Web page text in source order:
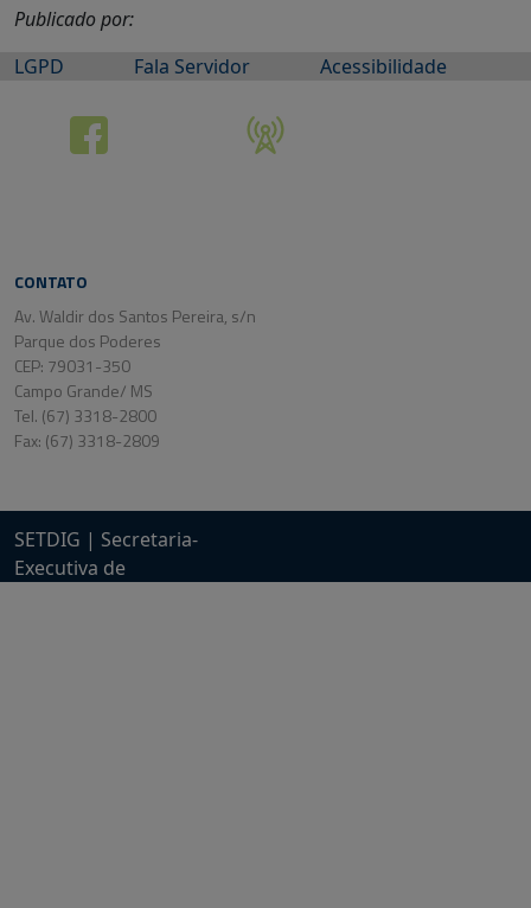
Publicado por:
LGPD
Fala Servidor Acessibilidade
CONTATO
Av. Waldir dos Santos Pereira, s/n
Parque dos Poderes
CEP: 79031-350
Campo Grande/ MS
Tel. (67) 3318-2800
Fax: (67) 3318-2809
SETDIG | Secretaria-
Executiva de